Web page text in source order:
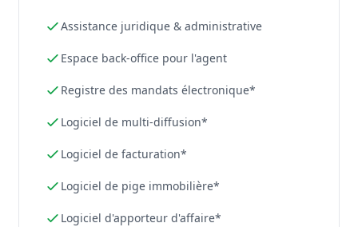
Assistance juridique & administrative
Espace back-office pour l'agent
Registre des mandats électronique*
Logiciel de multi-diffusion*
Logiciel de facturation*
Logiciel de pige immobilière*
Logiciel d'apporteur d'affaire*